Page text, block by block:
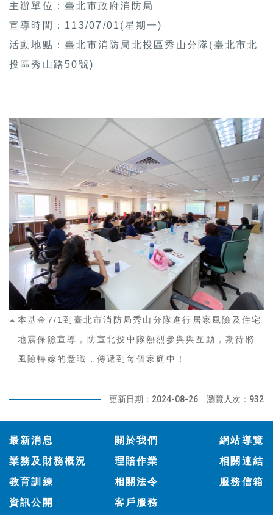
主辦單位：臺北市政府消防局
宣導時間：113/07/01(星期一)
活動地點：臺北市消防局北投區秀山分隊(臺北市北
投區秀山路50號)
本基金7/1到臺北市消防局秀山分隊進行居家風險及住宅
地震保險宣導，防宣北投中隊熱烈參與與互動，期待將
風險轉嫁的意識，傳遞到每個家庭中！
更新日期：2024-08-26 瀏覽人次：932
最新消息
關於我們
業務及財務概況
理賠作業
教育訓練
相關法令
資訊公開
客戶服務
網站導覽
相關連結
服務信箱